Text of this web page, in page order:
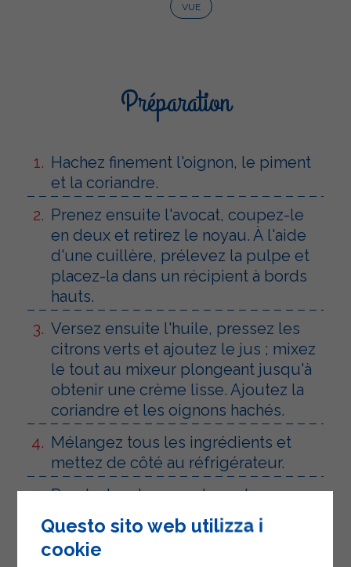
VUE
Préparation
Hachez finement l'oignon, le piment
et la coriandre.
Prenez ensuite l'avocat, coupez-le
en deux et retirez le noyau. À l'aide
d'une cuillère, prélevez la pulpe et
placez-la dans un récipient à bords
hauts.
Versez ensuite l'huile, pressez les
citrons verts et ajoutez le jus ; mixez
le tout au mixeur plongeant jusqu'à
obtenir une crème lisse. Ajoutez la
coriandre et les oignons hachés.
Mélangez tous les ingrédients et
mettez de côté au réfrigérateur.
Pendant ce temps, placez les
tranches de pain sur une plaque de
cuisson recouverte de papier
sulfurisé, graissez-les légèrement et
Questo sito web utilizza i
cookie